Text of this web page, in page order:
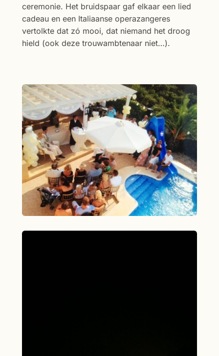
ceremonie. Het bruidspaar gaf elkaar een lied
cadeau en een Italiaanse operazangeres
vertolkte dat zó mooi, dat niemand het droog
hield (ook deze trouwambtenaar niet…).